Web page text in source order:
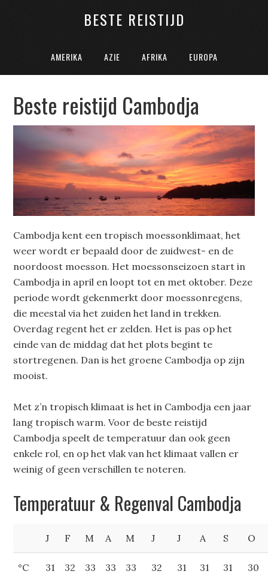
BESTE REISTIJD
AMERIKA AZIE AFRIKA EUROPA
Beste reistijd Cambodja
Cambodja kent een tropisch moessonklimaat, het
weer wordt er bepaald door de zuidwest- en de
noordoost moesson. Het moessonseizoen start in
Cambodja in april en loopt tot en met oktober. Deze
periode wordt gekenmerkt door moessonregens,
die meestal via het zuiden het land in trekken.
Overdag regent het er zelden. Het is pas op het
einde van de middag dat het plots begint te
stortregenen. Dan is het groene Cambodja op zijn
mooist.
Met z’n tropisch klimaat is het in Cambodja een jaar
lang tropisch warm. Voor de beste reistijd
Cambodja speelt de temperatuur dan ook geen
enkele rol, en op het vlak van het klimaat vallen er
weinig of geen verschillen te noteren.
Temperatuur & Regenval Cambodja
J F M A M J J A S O
°C 31 32 33 33 33 32 31 31 31 30